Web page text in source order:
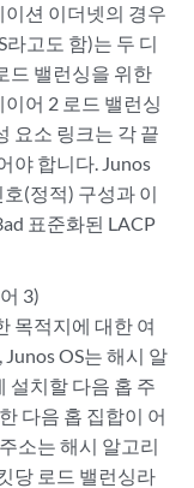
션 이더넷의 경우
라고도 함)는 두 디
드 밸런싱을 위한
어 2 로드 밸런싱
요소 링크는 각 끝
야 합니다. Junos
(정적) 구성과 이
표준화된 LACP
3)
목적지에 대한 여
OS는 해시 알
설치할 다음 홉 주
다음 홉 집합이 어
소는 해시 알고리
당 로드 밸런싱라